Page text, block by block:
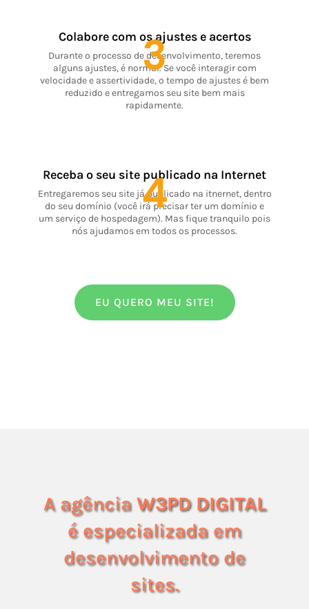
Colabore com os ajustes e acertos
Durante o processo de desenvolvimento, teremos
alguns ajustes, é normal. Se você interagir com
velocidade e assertividade, o tempo de ajustes é bem
reduzido e entregamos seu site bem mais
rapidamente.
3
Receba o seu site publicado na Internet
Entregaremos seu site já publicado na itnernet, dentro
do seu domínio (você irá precisar ter um domínio e
um serviço de hospedagem). Mas fique tranquilo pois
nós ajudamos em todos os processos.
4
EU QUERO MEU SITE!
A agênciaW3PD DIGITAL
é especializada em
desenvolvimento de
sites.